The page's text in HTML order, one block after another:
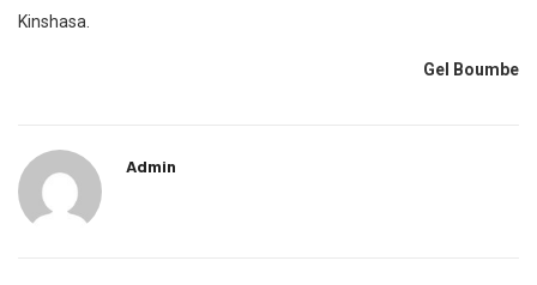
Kinshasa.
Gel Boumbe
Admin